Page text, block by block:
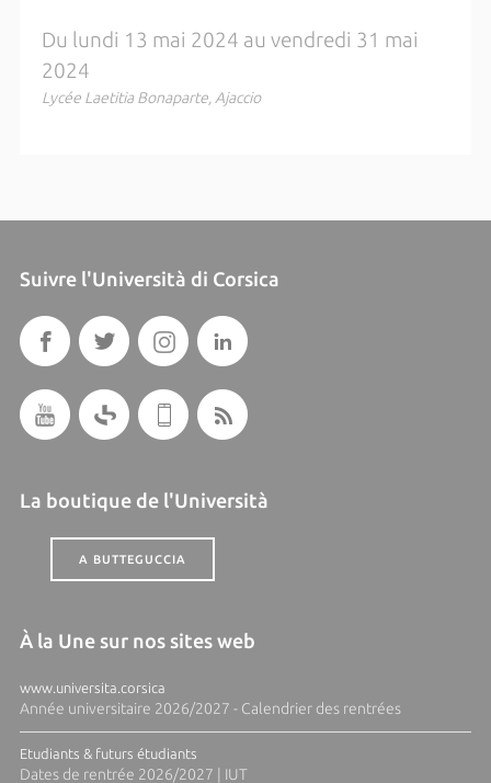
Du lundi 13 mai 2024 au vendredi 31 mai
2024
Lycée Laetitia Bonaparte, Ajaccio
Suivre l'Università di Corsica
La boutique de l'Università
A BUTTEGUCCIA
À la Une sur nos sites web
www.universita.corsica
Année universitaire 2026/2027 - Calendrier des rentrées
Etudiants & futurs étudiants
Dates de rentrée 2026/2027 | IUT